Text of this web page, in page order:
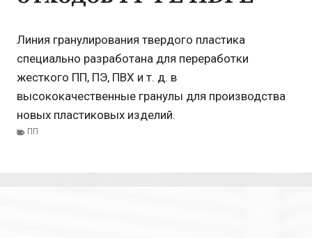
Линия гранулирования твердого пластика
специально разработана для переработки
жесткого ПП, ПЭ, ПВХ и т. д. в
высококачественные гранулы для производства
новых пластиковых изделий.
ПП